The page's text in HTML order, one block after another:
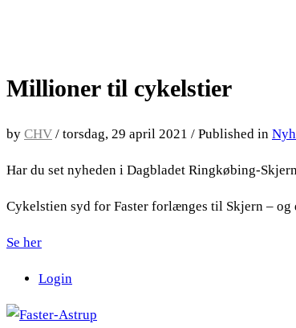
Millioner til cykelstier
by CHV / torsdag, 29 april 2021 / Published in
Har du set nyheden i Dagbladet Ringkøbing-
Cykelstien syd for Faster forlænges til Skjern –
Se her
Login